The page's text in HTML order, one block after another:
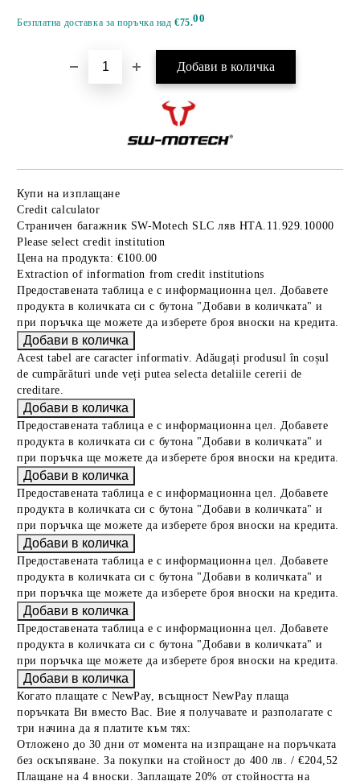
Безплатна доставка за поръчка над€75.00
Купи на изплащане
Credit calculator
Страничен багажник SW-Motech SLC ляв HTA.11.929.10000
Please select credit institution
Цена на продукта: €100.00
Extraction of information from credit institutions
Предоставената таблица е с информационна цел. Добавете
продукта в количката си с бутона "Добави в количката" и
при поръчка ще можете да изберете броя вноски на кредита.
Acest tabel are caracter informativ. Adăugați produsul în coșul
de cumpărături unde veți putea selecta detaliile cererii de
creditare.
Предоставената таблица е с информационна цел. Добавете
продукта в количката си с бутона "Добави в количката" и
при поръчка ще можете да изберете броя вноски на кредита.
Предоставената таблица е с информационна цел. Добавете
продукта в количката си с бутона "Добави в количката" и
при поръчка ще можете да изберете броя вноски на кредита.
Предоставената таблица е с информационна цел. Добавете
продукта в количката си с бутона "Добави в количката" и
при поръчка ще можете да изберете броя вноски на кредита.
Предоставената таблица е с информационна цел. Добавете
продукта в количката си с бутона "Добави в количката" и
при поръчка ще можете да изберете броя вноски на кредита.
Когато плащате с NewPay, всъщност NewPay плаща
поръчката Ви вместо Вас. Вие я получавате и разполагате с
три начина да я платите към тях:
Отложено до 30 дни от момента на изпращане на поръчката
без оскъпяване. За покупки на стойност до 400 лв. / €204,52
Плащане на 4 вноски. Заплащате 20% от стойността на